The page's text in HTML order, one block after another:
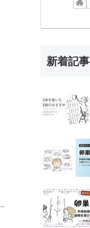
新着記事